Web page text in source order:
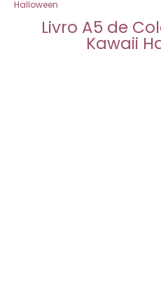
Halloween
Livro A5 de
Kawaii